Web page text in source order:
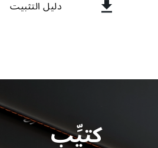
دليل التثبيت
كتيِّب